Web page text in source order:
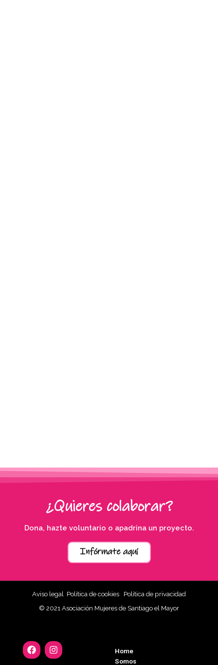
¿Quieres colaborar?
Dona, hazte voluntario o apadrina un proyecto.
Infórmate aquí
© 2021 Asociación Mujeres de Santiago el Mayor
Aviso legal Política de cookies Política de privacidad
Home
Somos